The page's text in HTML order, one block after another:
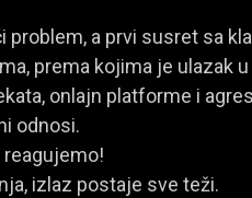
a prvi susret sa
prema kojima je ulazak
onlajn platforme i
odnosi.
izlaz postaje sve teži.